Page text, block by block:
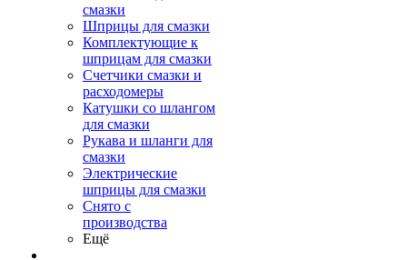
смазки
Шприцы для смазки
Комплектующие к
шприцам для смазки
Счетчики смазки и
расходомеры
Катушки со шлангом
для смазки
Рукава и шланги для
смазки
Электрические
шприцы для смазки
Снято с
производства
Ещё